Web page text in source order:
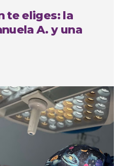
te eliges: la
A. y una
de